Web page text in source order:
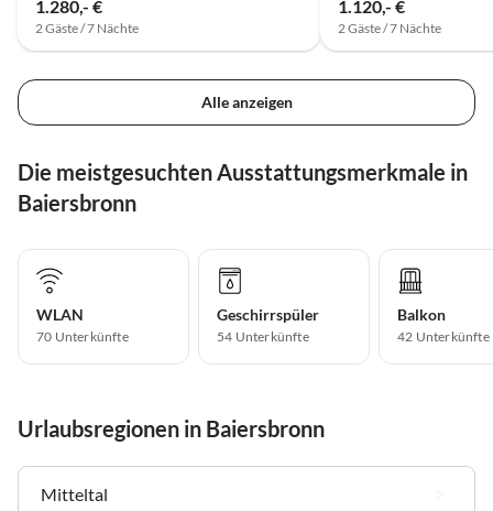
1.280,- €
2 Gäste / 7 Nächte
1.120,- €
2 Gäste / 7 Nächte
Alle anzeigen
Die meistgesuchten Ausstattungsmerkmale in
Baiersbronn
WLAN
70 Unterkünfte
Geschirrspüler
54 Unterkünfte
Balkon
42 Unterkünfte
Urlaubsregionen in Baiersbronn
Mitteltal